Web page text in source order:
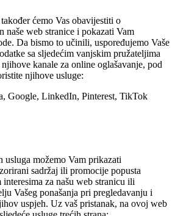
ćemo Vas obavijestiti o
naše web stranice i pokazati Vam
Da bismo to učinili, uspoređujemo Vaše
sa sljedećim vanjskim pružateljima
kanale za online oglašavanje, pod
njihove usluge:
Google, LinkedIn, Pinterest, TikTok
usluga možemo Vam prikazati
sadržaj ili promocije popusta
za našu web stranicu ili
Vašeg ponašanja pri pregledavanju i
uspjeh. Uz vaš pristanak, na ovoj web